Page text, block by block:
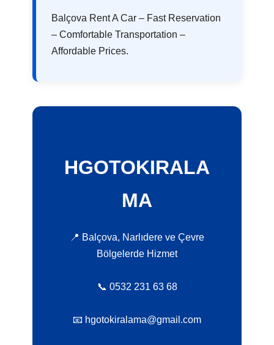
Balçova Rent A Car – Fast Reservation
– Comfortable Transportation –
Affordable Prices.
HGOTOKIRALA
MA
📍 Balçova, Narlıdere ve Çevre
Bölgelerde Hizmet
📞 0532 231 63 68
📧 hgotokiralama@gmail.com